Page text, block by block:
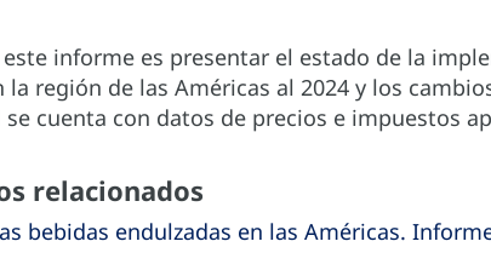
informe es presentar el estado de la
la región de las Américas al 2024 y los
cuenta con datos de precios e impuestos
relacionados
bebidas endulzadas en las Américas.